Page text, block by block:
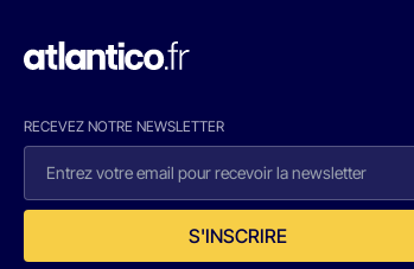
RECEVEZ NOTRE NEWSLETTER
S'INSCRIRE